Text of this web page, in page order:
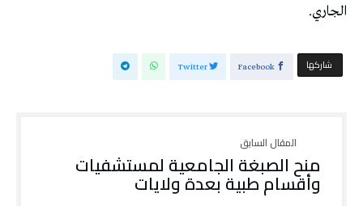
الجاري.
‫‫ شاركها‬ Facebook
Twitter
منح الصبغة الجامعية لمستشفيات
وأقسام طبية بعدة ولايات